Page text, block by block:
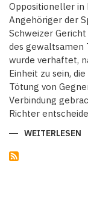
Oppositioneller in
Angehöriger der
Schweizer
des gewaltsamen
wurde verhaftet,
Einheit zu sein,
Tötung von
Verbindung
Richter
WEITERLESEN